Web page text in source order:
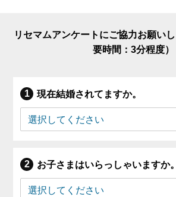
リセマムアンケートにご協力お願い
要時間：3分程度）
現在結婚されてますか。
お子さまはいらっしゃいますか。